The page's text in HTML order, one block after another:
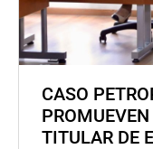
CASO
TITULAR DE